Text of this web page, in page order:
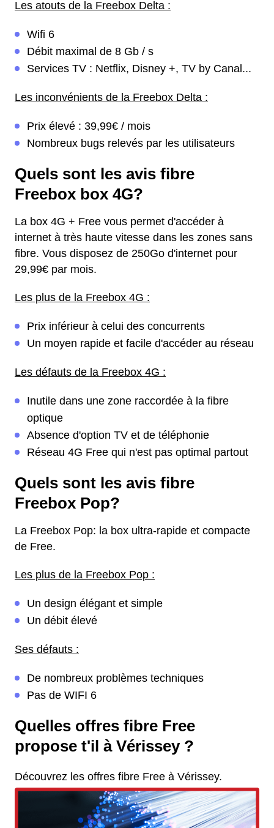
Les atouts de la Freebox Delta :
Wifi 6
Débit maximal de 8 Gb / s
Services TV : Netflix, Disney +, TV by Canal...
Les inconvénients de la Freebox Delta :
Prix élevé : 39,99€ / mois
Nombreux bugs relevés par les utilisateurs
Quels sont les avis fibre
Freebox box 4G?
La box 4G + Free vous permet d'accéder à
internet à très haute vitesse dans les zones sans
fibre. Vous disposez de 250Go d'internet pour
29,99€ par mois.
Les plus de la Freebox 4G :
Prix inférieur à celui des concurrents
Un moyen rapide et facile d'accéder au réseau
Les défauts de la Freebox 4G :
Inutile dans une zone raccordée à la fibre
optique
Absence d'option TV et de téléphonie
Réseau 4G Free qui n'est pas optimal partout
Quels sont les avis fibre
Freebox Pop?
La Freebox Pop: la box ultra-rapide et compacte
de Free.
Les plus de la Freebox Pop :
Un design élégant et simple
Un débit élevé
Ses défauts :
De nombreux problèmes techniques
Pas de WIFI 6
Quelles offres fibre Free
propose t'il à Vérissey ?
Découvrez les offres fibre Free à Vérissey.